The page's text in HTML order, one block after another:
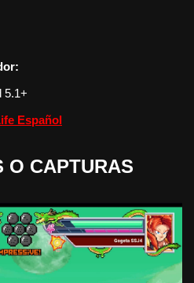
5.1+
Español
O CAPTURAS